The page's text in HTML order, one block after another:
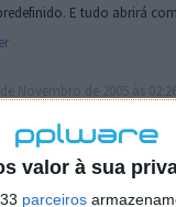
valor à sua
parceiros
E tudo abrirá
referida n se encontra la
browser predefenido